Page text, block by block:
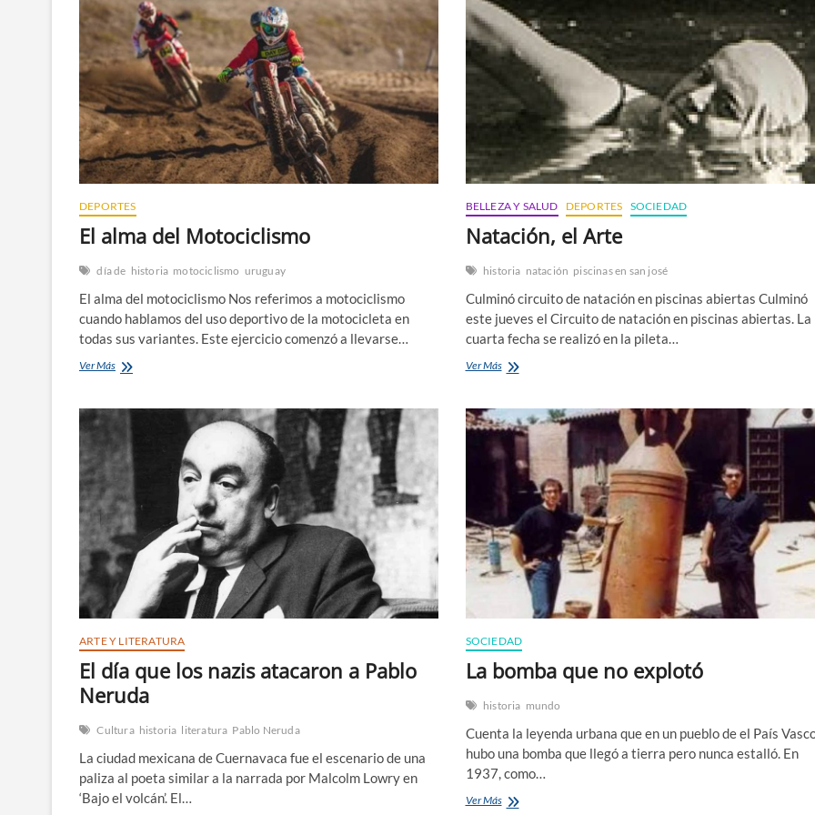
DEPORTES
El alma del Motociclismo
día de historia motociclismo uruguay
El alma del motociclismo Nos referimos a motociclismo
cuando hablamos del uso deportivo de la motocicleta en
todas sus variantes. Este ejercicio comenzó a llevarse…
Ver MásEl
BELLEZA Y SALUD DEPORTES SOCIEDAD
Natación, el Arte
historia natación piscinas en san josé
Culminó circuito de natación en piscinas abiertas Culminó
este jueves el Circuito de natación en piscinas abiertas. La
cuarta fecha se realizó en la pileta…
Ver MásNatación,
ARTE Y LITERATURA
El día que los nazis atacaron a Pablo
Neruda
Cultura historia literatura Pablo Neruda
La ciudad mexicana de Cuernavaca fue el escenario de una
paliza al poeta similar a la narrada por Malcolm Lowry en
‘Bajo el volcán’. El…
SOCIEDAD
La bomba que no explotó
historia mundo
Cuenta la leyenda urbana que en un pueblo de el País
hubo una bomba que llegó a tierra pero nunca estalló. En
1937, como…
Ver MásLa